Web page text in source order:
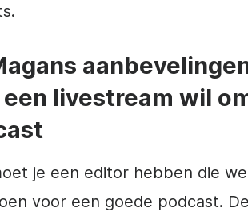
livestream wil
je een editor hebben die
voor een goede podcast.